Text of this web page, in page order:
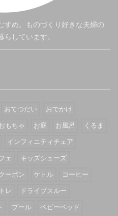
すめ。ものづくり好きな夫婦の
しています。
おてつだい
おでかけ
もちゃ お庭 お風呂
くるま
インフィニティチェア
ェ
キッズシューズ
クーポン ケトル
コーヒー
レ
ドライブスルー
プール ベビーベッド